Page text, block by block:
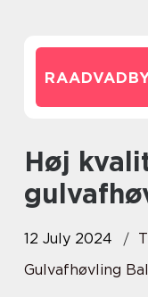
Høj kvalitets
12 July 2024
Gulvafhøvling